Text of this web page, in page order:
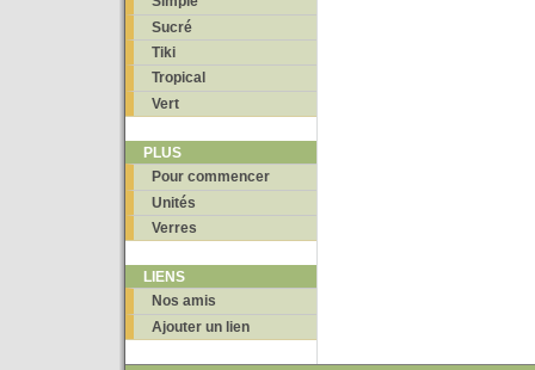
Sucré
Tiki
Tropical
Vert
PLUS
Pour commencer
Unités
Verres
LIENS
Nos amis
Ajouter un lien